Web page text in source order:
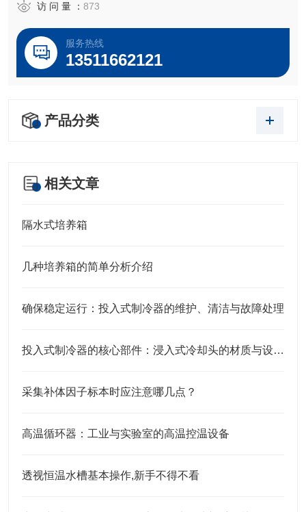
访 问 量 ： 873
服务热线
13511662121
产品分类
相关文章
隔水式培养箱
几种培养箱的简单分析介绍
确保稳定运行：投入式制冷器的维护、清洁与故障处理
投入式制冷器的核心部件：浸入式冷却头的材质与设计特点
采集补体因子标本时应注意哪几点？
高温循环器：工业与实验室的高温控温设备​
透视恒温水槽基本操作,新手不得不看